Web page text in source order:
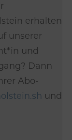
erhalten
unserer
und
Dann
Abo-
und